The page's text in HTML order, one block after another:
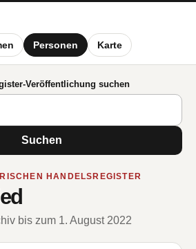
Personen Karte
Veröffentlichung suchen
Suchen
HANDELSREGISTER
bis zum 1. August 2022